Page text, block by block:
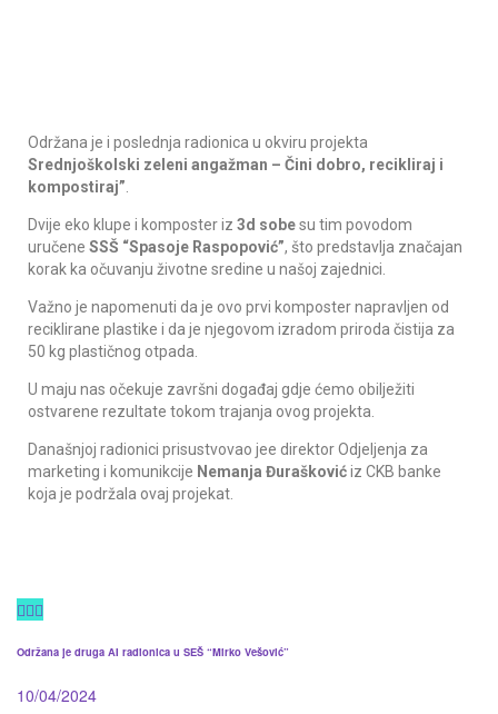
Održana je i poslednja radionica u okviru projekta
Srednjoškolski zeleni angažman – Čini dobro, recikliraj i
kompostiraj”.
Dvije eko klupe i komposter iz 3d sobesu tim povodom
uručene SSŠ “Spasoje Raspopović”, što predstavlja značajan
korak ka očuvanju životne sredine u našoj zajednici.
Važno je napomenuti da je ovo prvi komposter napravljen od
reciklirane plastike i da je njegovom izradom priroda čistija za
50 kg plastičnog otpada.
U maju nas očekuje završni događaj gdje ćemo obilježiti
ostvarene rezultate tokom trajanja ovog projekta.
Današnjoj radionici prisustvovao jee direktor Odjeljenja za
marketing i komunikcije Nemanja Đuraškovićiz CKB banke
koja je podržala ovaj projekat.
Održana je druga AI radionica u SEŠ “Mirko Vešović”
10/04/2024